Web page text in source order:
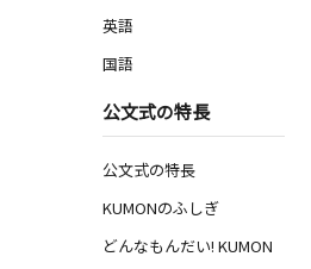
英語
国語
公文式の特長
公文式の特長
KUMONのふしぎ
どんなもんだい! KUMON